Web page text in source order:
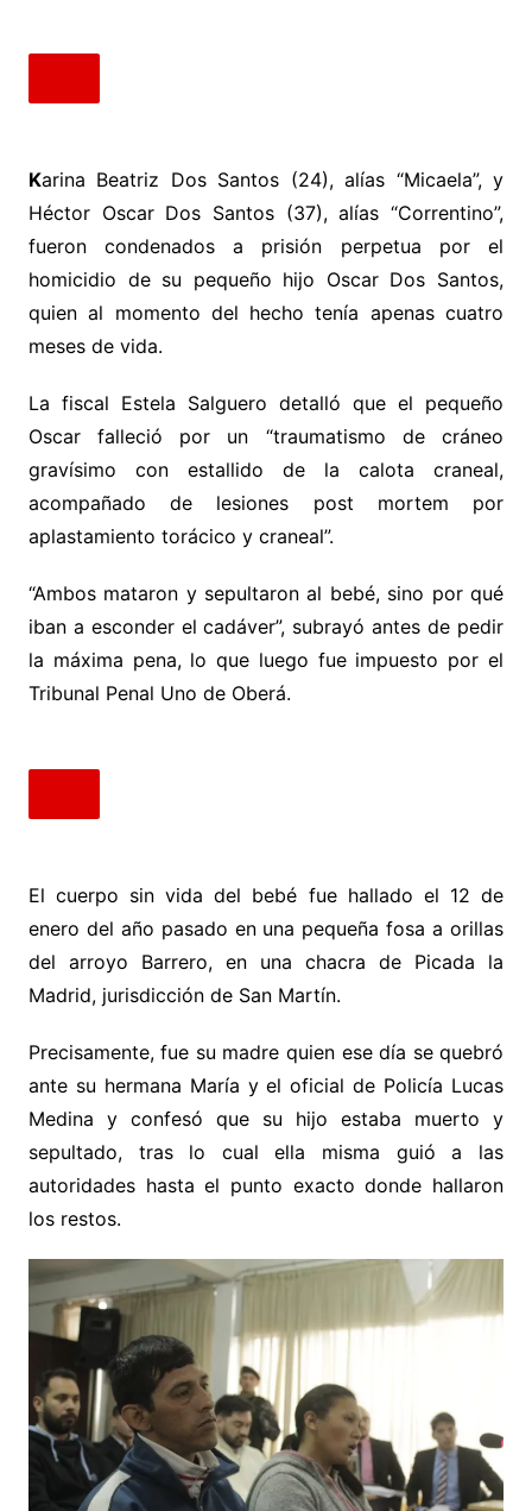
Karina Beatriz Dos Santos (24), alías “Micaela”, y
Héctor Oscar Dos Santos (37), alías “Correntino”,
fueron condenados a prisión perpetua por el
homicidio de su pequeño hijo Oscar Dos Santos,
quien al momento del hecho tenía apenas cuatro
meses de vida.
La fiscal Estela Salguero detalló que el pequeño
Oscar falleció por un “traumatismo de cráneo
gravísimo con estallido de la calota craneal,
acompañado de lesiones post mortem por
aplastamiento torácico y craneal”.
“Ambos mataron y sepultaron al bebé, sino por qué
iban a esconder el cadáver”, subrayó antes de pedir
la máxima pena, lo que luego fue impuesto por el
Tribunal Penal Uno de Oberá.
El cuerpo sin vida del bebé fue hallado el 12 de
enero del año pasado en una pequeña fosa a orillas
del arroyo Barrero, en una chacra de Picada la
Madrid, jurisdicción de San Martín.
Precisamente, fue su madre quien ese día se quebró
ante su hermana María y el oficial de Policía Lucas
Medina y confesó que su hijo estaba muerto y
sepultado, tras lo cual ella misma guió a las
autoridades hasta el punto exacto donde hallaron
los restos.